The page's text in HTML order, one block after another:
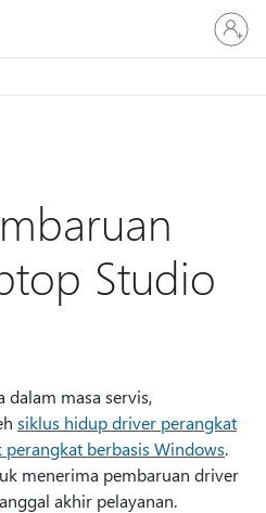
Masuk
ke
akun
Studio
dalam masa servis,
siklus hidup driver perangkat
berbasis Windows.
menerima pembaruan driver
akhir pelayanan.